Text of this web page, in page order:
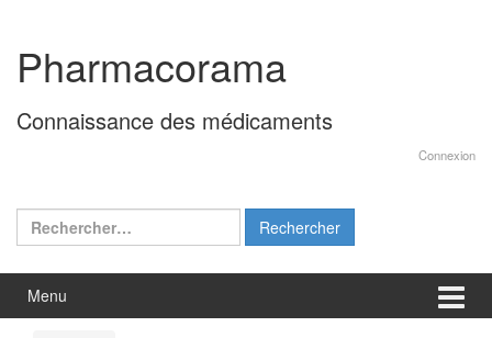
contenu
menu
principal
Pharmacorama
Connaissance des médicaments
Connexion
Rechercher :
Menu